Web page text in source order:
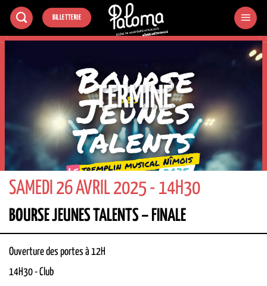
Passer
contenu
BILLETTERIE
TERMINÉ
SAMEDI 26 AVRIL 2025 - 14H30
BOURSE JEUNES TALENTS – FINALE
Ouverture des portes à 12H
14H30-Club